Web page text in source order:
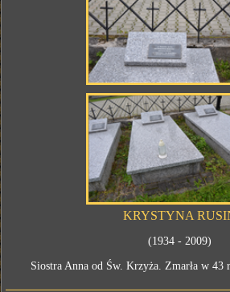
KRYSTYNA
(1934 - 2009)
Siostra Anna od Św. Krzyża. Zmarła w 43